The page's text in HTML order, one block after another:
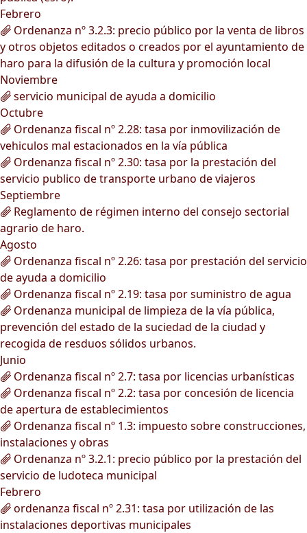
Febrero
Ordenanza nº 3.2.3: precio público por la venta de libros
y otros objetos editados o creados por el ayuntamiento de
haro para la difusión de la cultura y promoción local
Noviembre
servicio municipal de ayuda a domicilio
Octubre
Ordenanza fiscal nº 2.28: tasa por inmovilización de
vehiculos mal estacionados en la vía pública
Ordenanza fiscal nº 2.30: tasa por la prestación del
servicio publico de transporte urbano de viajeros
Septiembre
Reglamento de régimen interno del consejo sectorial
agrario de haro.
Agosto
Ordenanza fiscal nº 2.26: tasa por prestación del servicio
de ayuda a domicilio
Ordenanza fiscal nº 2.19: tasa por suministro de agua
Ordenanza municipal de limpieza de la vía pública,
prevención del estado de la suciedad de la ciudad y
recogida de resduos sólidos urbanos.
Junio
Ordenanza fiscal nº 2.7: tasa por licencias urbanísticas
Ordenanza fiscal nº 2.2: tasa por concesión de licencia
de apertura de establecimientos
Ordenanza fiscal nº 1.3: impuesto sobre construcciones,
instalaciones y obras
Ordenanza nº 3.2.1: precio público por la prestación del
servicio de ludoteca municipal
Febrero
ordenanza fiscal nº 2.31: tasa por utilización de las
instalaciones deportivas municipales